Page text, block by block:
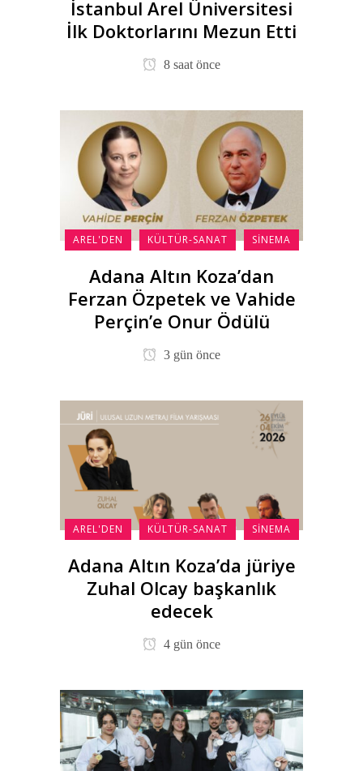
İstanbul Arel Üniversitesi
İlk Doktorlarını Mezun Etti
8 saat önce
AREL'DEN KÜLTÜR-SANAT SINEMA
Adana Altın Koza’dan
Ferzan Özpetek ve Vahide
Perçin’e Onur Ödülü
3 gün önce
AREL'DEN KÜLTÜR-SANAT SINEMA
Adana Altın Koza’da jüriye
Zuhal Olcay başkanlık
edecek
4 gün önce